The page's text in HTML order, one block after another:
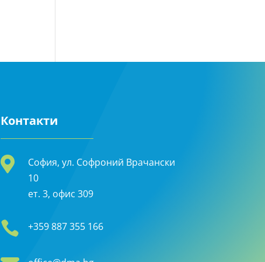
Контакти

София, ул. Софроний Врачански
10
ет. 3, офис 309
 +359 887 355 166